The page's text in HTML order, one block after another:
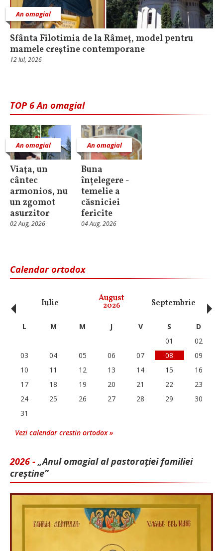
An omagial
Sfânta Filotimia de la Râmeţ, model pentru
mamele creştine contemporane
12 Iul, 2026
TOP 6 An omagial
An omagial
Viaţa, un
cântec
armonios, nu
un zgomot
asurzitor
02 Aug, 2026
An omagial
Buna
înțelegere -
temelie a
căsniciei
fericite
04 Aug, 2026
Calendar ortodox
Iulie August
2026 Septembrie
‹ L M M J V S
D
01
02
03
04 05 06 07 08
09
10
11 12 13 14 15
16
17
18 19 20 21 22
23
24
25 26 27 28 29
30
31
Vezi calendar crestin ortodox »
2026 - „Anul omagial al pastorației familiei
creștine”